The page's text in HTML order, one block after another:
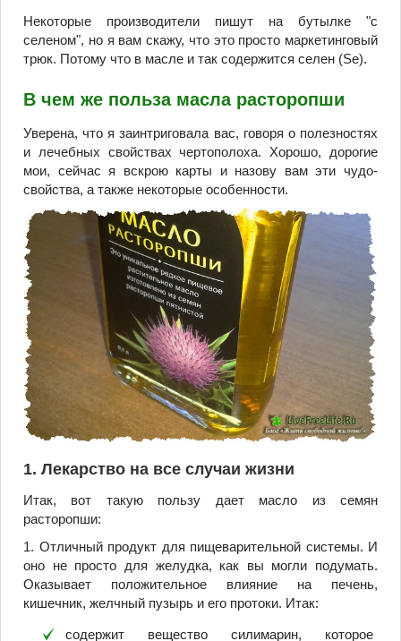
Некоторые производители пишут на бутылке "с
селеном", но я вам скажу, что это просто маркетинговый
трюк. Потому что в масле и так содержится селен (Se).
В чем же польза масла расторопши
Уверена, что я заинтриговала вас, говоря о полезностях
и лечебных свойствах чертополоха. Хорошо, дорогие
мои, сейчас я вскрою карты и назову вам эти чудо-
свойства, а также некоторые особенности.
1. Лекарство на все случаи жизни
Итак, вот такую пользу дает масло из семян
расторопши:
1. Отличный продукт для пищеварительной системы. И
оно не просто для желудка, как вы могли подумать.
Оказывает положительное влияние на печень,
кишечник, желчный пузырь и его протоки. Итак:
содержит вещество силимарин, которое